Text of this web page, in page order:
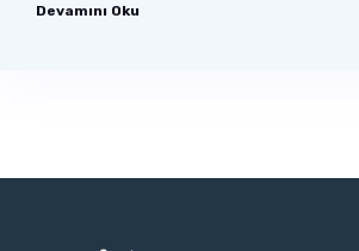
Devamını Oku